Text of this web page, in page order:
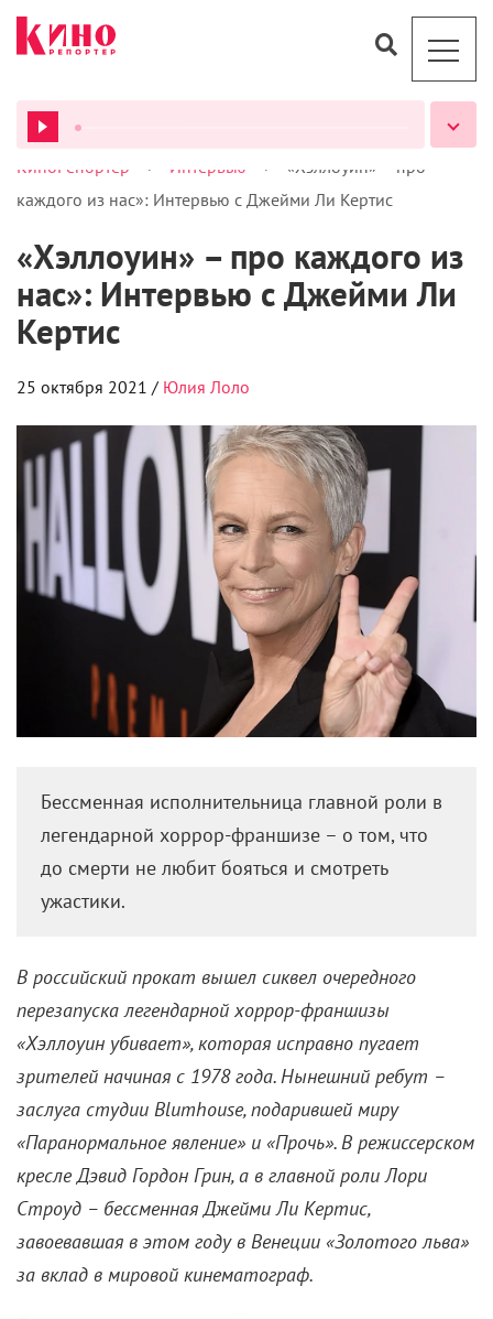
ВСЕ ПОДКАСТЫ
КиноРепортер > Интервью >
«Хэллоуин» – про
каждого из нас»: Интервью с Джейми Ли Кертис
«Хэллоуин» – про каждого из
нас»: Интервью с Джейми Ли
Кертис
25 октября 2021 / Юлия Лоло
Бессменная исполнительница главной роли в
легендарной хоррор-франшизе – о том, что
до смерти не любит бояться и смотреть
ужастики.
В российский прокат вышел сиквел очередного
перезапуска легендарной хоррор-франшизы
«Хэллоуин убивает», которая исправно пугает
зрителей начиная с 1978 года. Нынешний ребут –
заслуга студии Blumhouse, подарившей миру
«Паранормальное явление» и «Прочь». В режиссерском
кресле Дэвид Гордон Грин, а в главной роли Лори
Строуд – бессменная Джейми Ли Кертис,
завоевавшая в этом году в Венеции «Золотого льва»
за вклад в мировой кинематограф.